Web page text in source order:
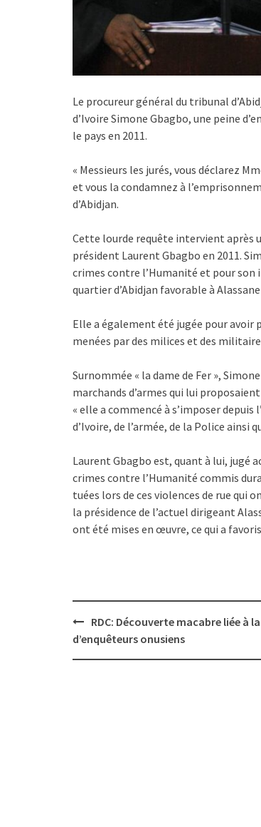
Le procureur général du tribunal
d’Ivoire Simone Gbagbo, une peine
le pays en 2011.
« Messieurs les jurés, vous déclarez
et vous la condamnez à
d’Abidjan.
Cette lourde requête intervient après
président Laurent Gbagbo en 2011.
crimes contre l’Humanité et pour son
quartier d’Abidjan favorable à
Elle a également été jugée pour avoir
menées par des milices et des
Surnommée « la dame de Fer »,
marchands d’armes qui lui
« elle a commencé à s’imposer
d’Ivoire, de l’armée, de la Police ainsi
Laurent Gbagbo est, quant à lui, jugé
crimes contre l’Humanité commis
tuées lors de ces violences de rue qui
la présidence de l’actuel dirigeant
ont été mises en œuvre, ce qui a
Post
navigation
RDC: Découverte macabre liée à
d’enquêteurs onusiens